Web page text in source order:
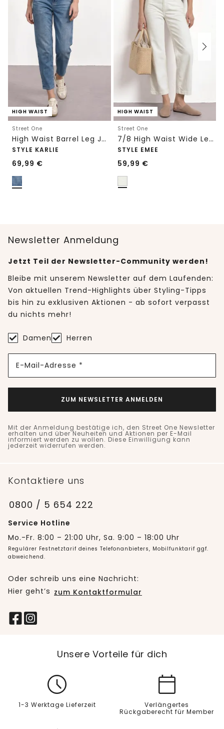
HIGH WAIST
Street One
High Waist Barrel Leg Jeans im Loose Fit
STYLE KARLIE
69,99 €
HIGH WAIST
Street One
7/8 High Waist Wide Leg Jeans im Loose Fit
STYLE EMEE
59,99 €
Newsletter Anmeldung
Jetzt Teil der Newsletter-Community werden!
Bleibe mit unserem Newsletter auf dem Laufenden:
Von aktuellen Trend-Highlights über Styling-Tipps
bis hin zu exklusiven Aktionen - ab sofort verpasst
du nichts mehr!
Damen Herren
E-Mail-Adresse *
ZUM NEWSLETTER ANMELDEN
Mit der Anmeldung bestätige ich, den Street One Newsletter
erhalten und über Neuheiten und Aktionen per E-Mail
informiert werden zu wollen. Diese Einwilligung kann
jederzeit widerrufen werden.
Kontaktiere uns
0800 / 5 654 222
Service Hotline
Mo.-Fr. 8:00 – 21:00 Uhr, Sa. 9:00 – 18:00 Uhr
Regulärer Festnetztarif deines Telefonanbieters, Mobilfunktarif ggf.
abweichend.
Oder schreib uns eine Nachricht:
Hier geht’s zum Kontaktformular
Unsere Vorteile für dich
1-3 Werktage Lieferzeit
Verlängertes
Rückgaberecht für Member